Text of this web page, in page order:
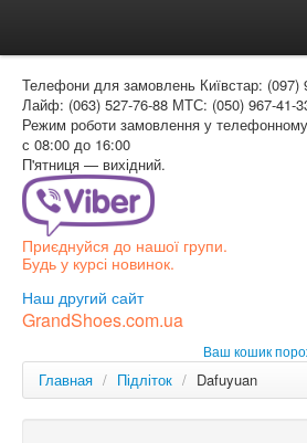
Доставка и оплата
Как заказать
Контакти
Таблиця розмірів
Вхід для покупця
Телефони для замовлень Київстар: (097)
Лайф: (063) 527-76-88 МТС: (050) 967-41-
Режим роботи замовлення у
с 08:00 до 16:00
П'ятниця — вихідний.
Приєднуйся до нашої групи.
Будь у курсі новинок.
Наш другий сайт
GrandShoes.com.ua
Ваш кошик
Главная / Підліток / Dafuyuan